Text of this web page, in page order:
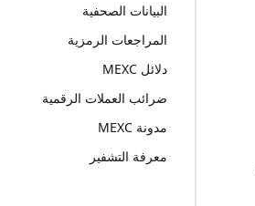
البيانات الصحفية
المراجعات الرمزية
دلائل MEXC
ضرائب العملات الرقمية
مدونة MEXC
معرفة التشفير